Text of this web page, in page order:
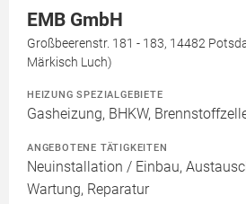
EMB GmbH
Großbeerenstr. 181 - 183, 14482
Märkisch Luch)
HEIZUNG SPEZIALGEBIETE
Gasheizung, BHKW,
ANGEBOTENE TÄTIGKEITEN
Neuinstallation / Einbau,
Wartung, Reparatur